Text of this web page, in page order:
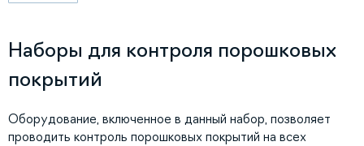
Наборы для контроля порошковых
покрытий
Оборудование, включенное в данный набор, позволяет
проводить контроль порошковых покрытий на всех